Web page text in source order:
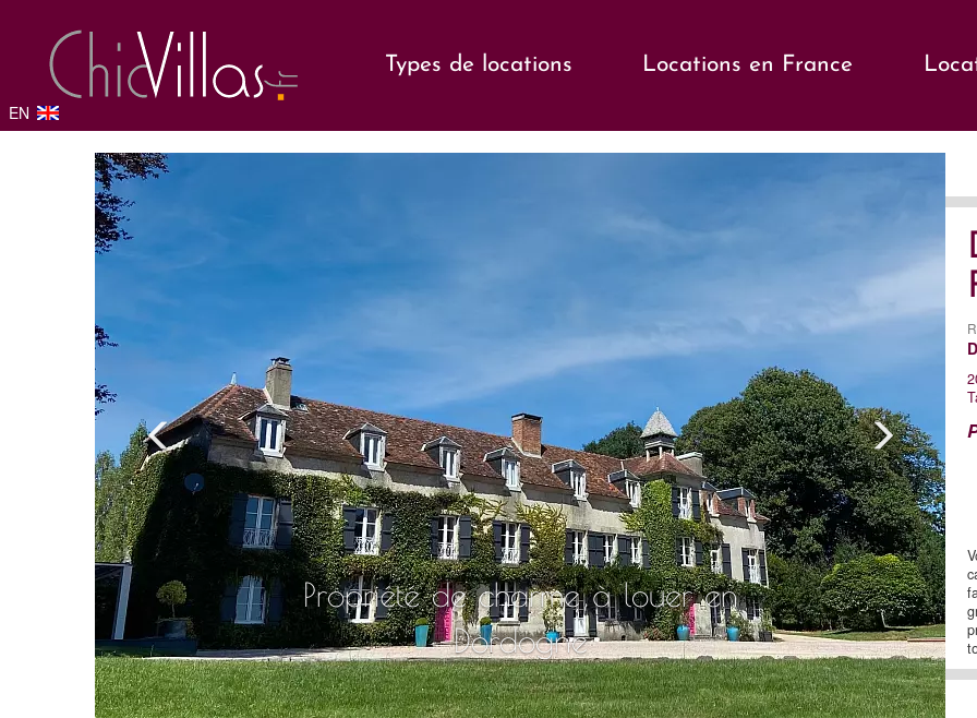
Types de locations Locations en France
EN
Propriété de charme à louer en
Dordogne
Previous